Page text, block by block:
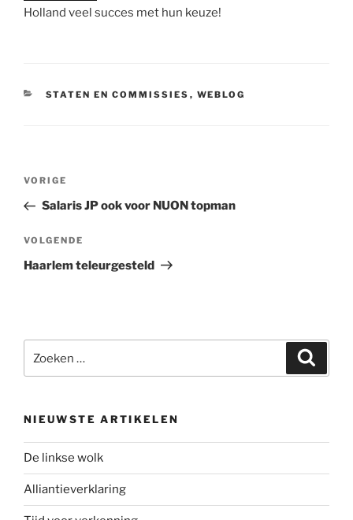
Holland veel succes met hun keuze!
CATEGORIEËN
STATEN EN COMMISSIES , WEBLOG
Bericht
Vorig
bericht
VORIGE
Salaris JP ook voor NUON topman
Volgend
bericht
VOLGENDE
Haarlem teleurgesteld
naar:
NIEUWSTE ARTIKELEN
De linkse wolk
Alliantieverklaring